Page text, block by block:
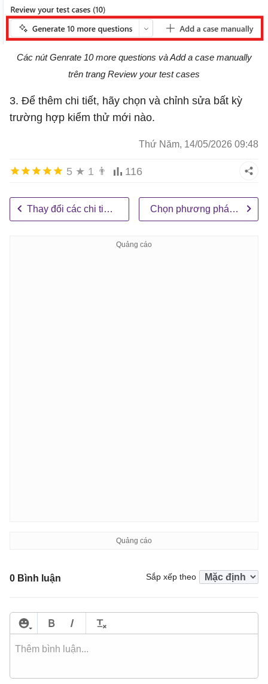
Các nút Genrate 10 more questions và Add a case manually
trên trang Review your test cases
3. Để thêm chi tiết, hãy chọn và chỉnh sửa bất kỳ
trường hợp kiểm thử mới nào.
Thứ Năm, 14/05/2026 09:48
5 ★ 1 👨 116
Thay đổi các chi tiết của bộ công cụ test Chọn phương pháp đánh giá agent
0 Bình luận Sắp xếp theo